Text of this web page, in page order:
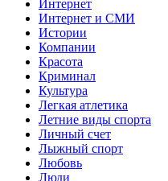
Интернет
Интернет и СМИ
Истории
Компании
Красота
Криминал
Культура
Легкая атлетика
Летние виды спорта
Личный счет
Лыжный спорт
Любовь
Люди